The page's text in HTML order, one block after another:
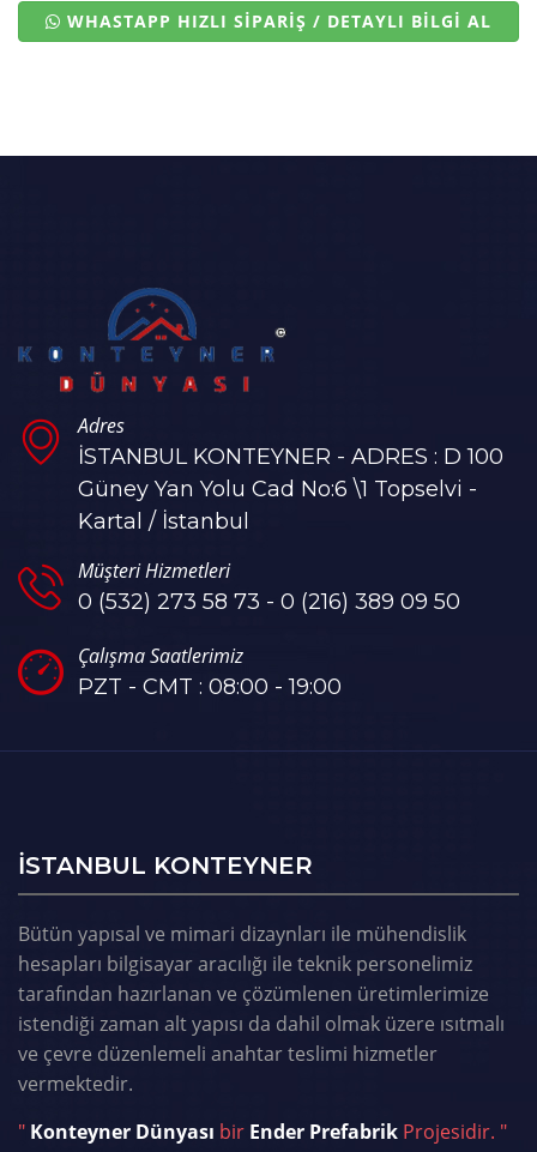
WHASTAPP HIZLI SİPARİŞ / DETAYLI BİLGİ AL
Adres
İSTANBUL KONTEYNER - ADRES : D 100
Güney Yan Yolu Cad No:6 \1 Topselvi -
Kartal / İstanbul
Müşteri Hizmetleri
0 (532) 273 58 73 - 0 (216) 389 09 50
Çalışma Saatlerimiz
PZT - CMT : 08:00 - 19:00
ISTANBUL KONTEYNER
Bütün yapısal ve mimari dizaynları ile mühendislik
hesapları bilgisayar aracılığı ile teknik personelimiz
tarafından hazırlanan ve çözümlenen üretimlerimize
istendiği zaman alt yapısı da dahil olmak üzere ısıtmalı
ve çevre düzenlemeli anahtar teslimi hizmetler
vermektedir.
" Konteyner Dünyası bir Ender Prefabrik Projesidir. "